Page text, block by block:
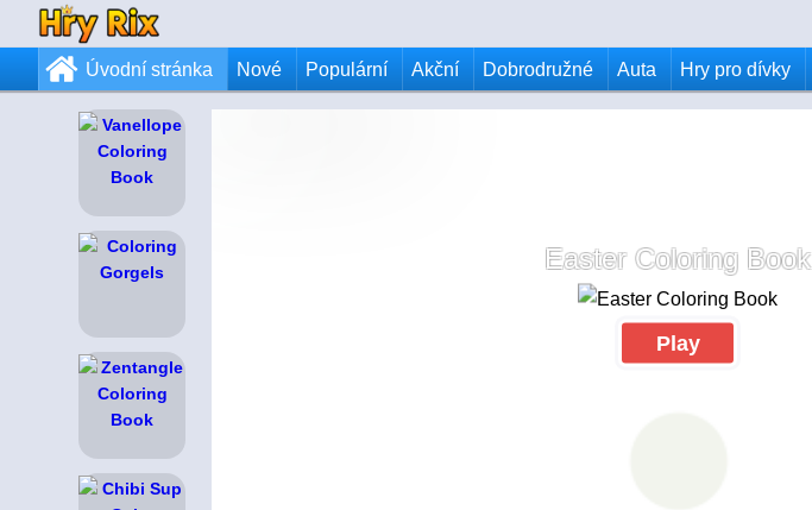
Úvodní stránka Nové Populární Akční Dobrodružné Auta Hry pro dívky
Easter Coloring Book
Play